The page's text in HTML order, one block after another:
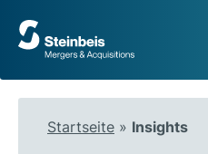
Zur
Startseite
Startseite » Insights